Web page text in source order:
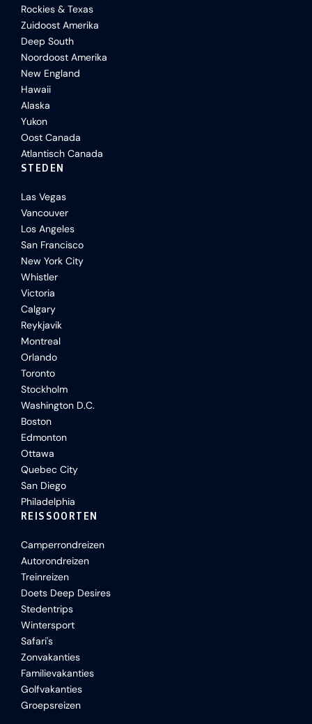
Rockies & Texas
Zuidoost Amerika
Deep South
Noordoost Amerika
New England
Hawaii
Alaska
Yukon
Oost Canada
Atlantisch Canada
STEDEN
Las Vegas
Vancouver
Los Angeles
San Francisco
New York City
Whistler
Victoria
Calgary
Reykjavik
Montreal
Orlando
Toronto
Stockholm
Washington D.C.
Boston
Edmonton
Ottawa
Quebec City
San Diego
Philadelphia
REISSOORTEN
Camperrondreizen
Autorondreizen
Treinreizen
Doets Deep Desires
Stedentrips
Wintersport
Safari's
Zonvakanties
Familievakanties
Golfvakanties
Groepsreizen